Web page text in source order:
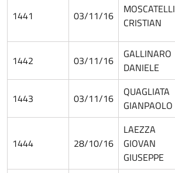
1441 03/11/16
MOSCATELLI
CRISTIAN
1442 03/11/16
GALLINARO
DANIELE
1443 03/11/16
QUAGLIATA
GIANPAOLO
1444 28/10/16
LAEZZA
GIOVAN
GIUSEPPE